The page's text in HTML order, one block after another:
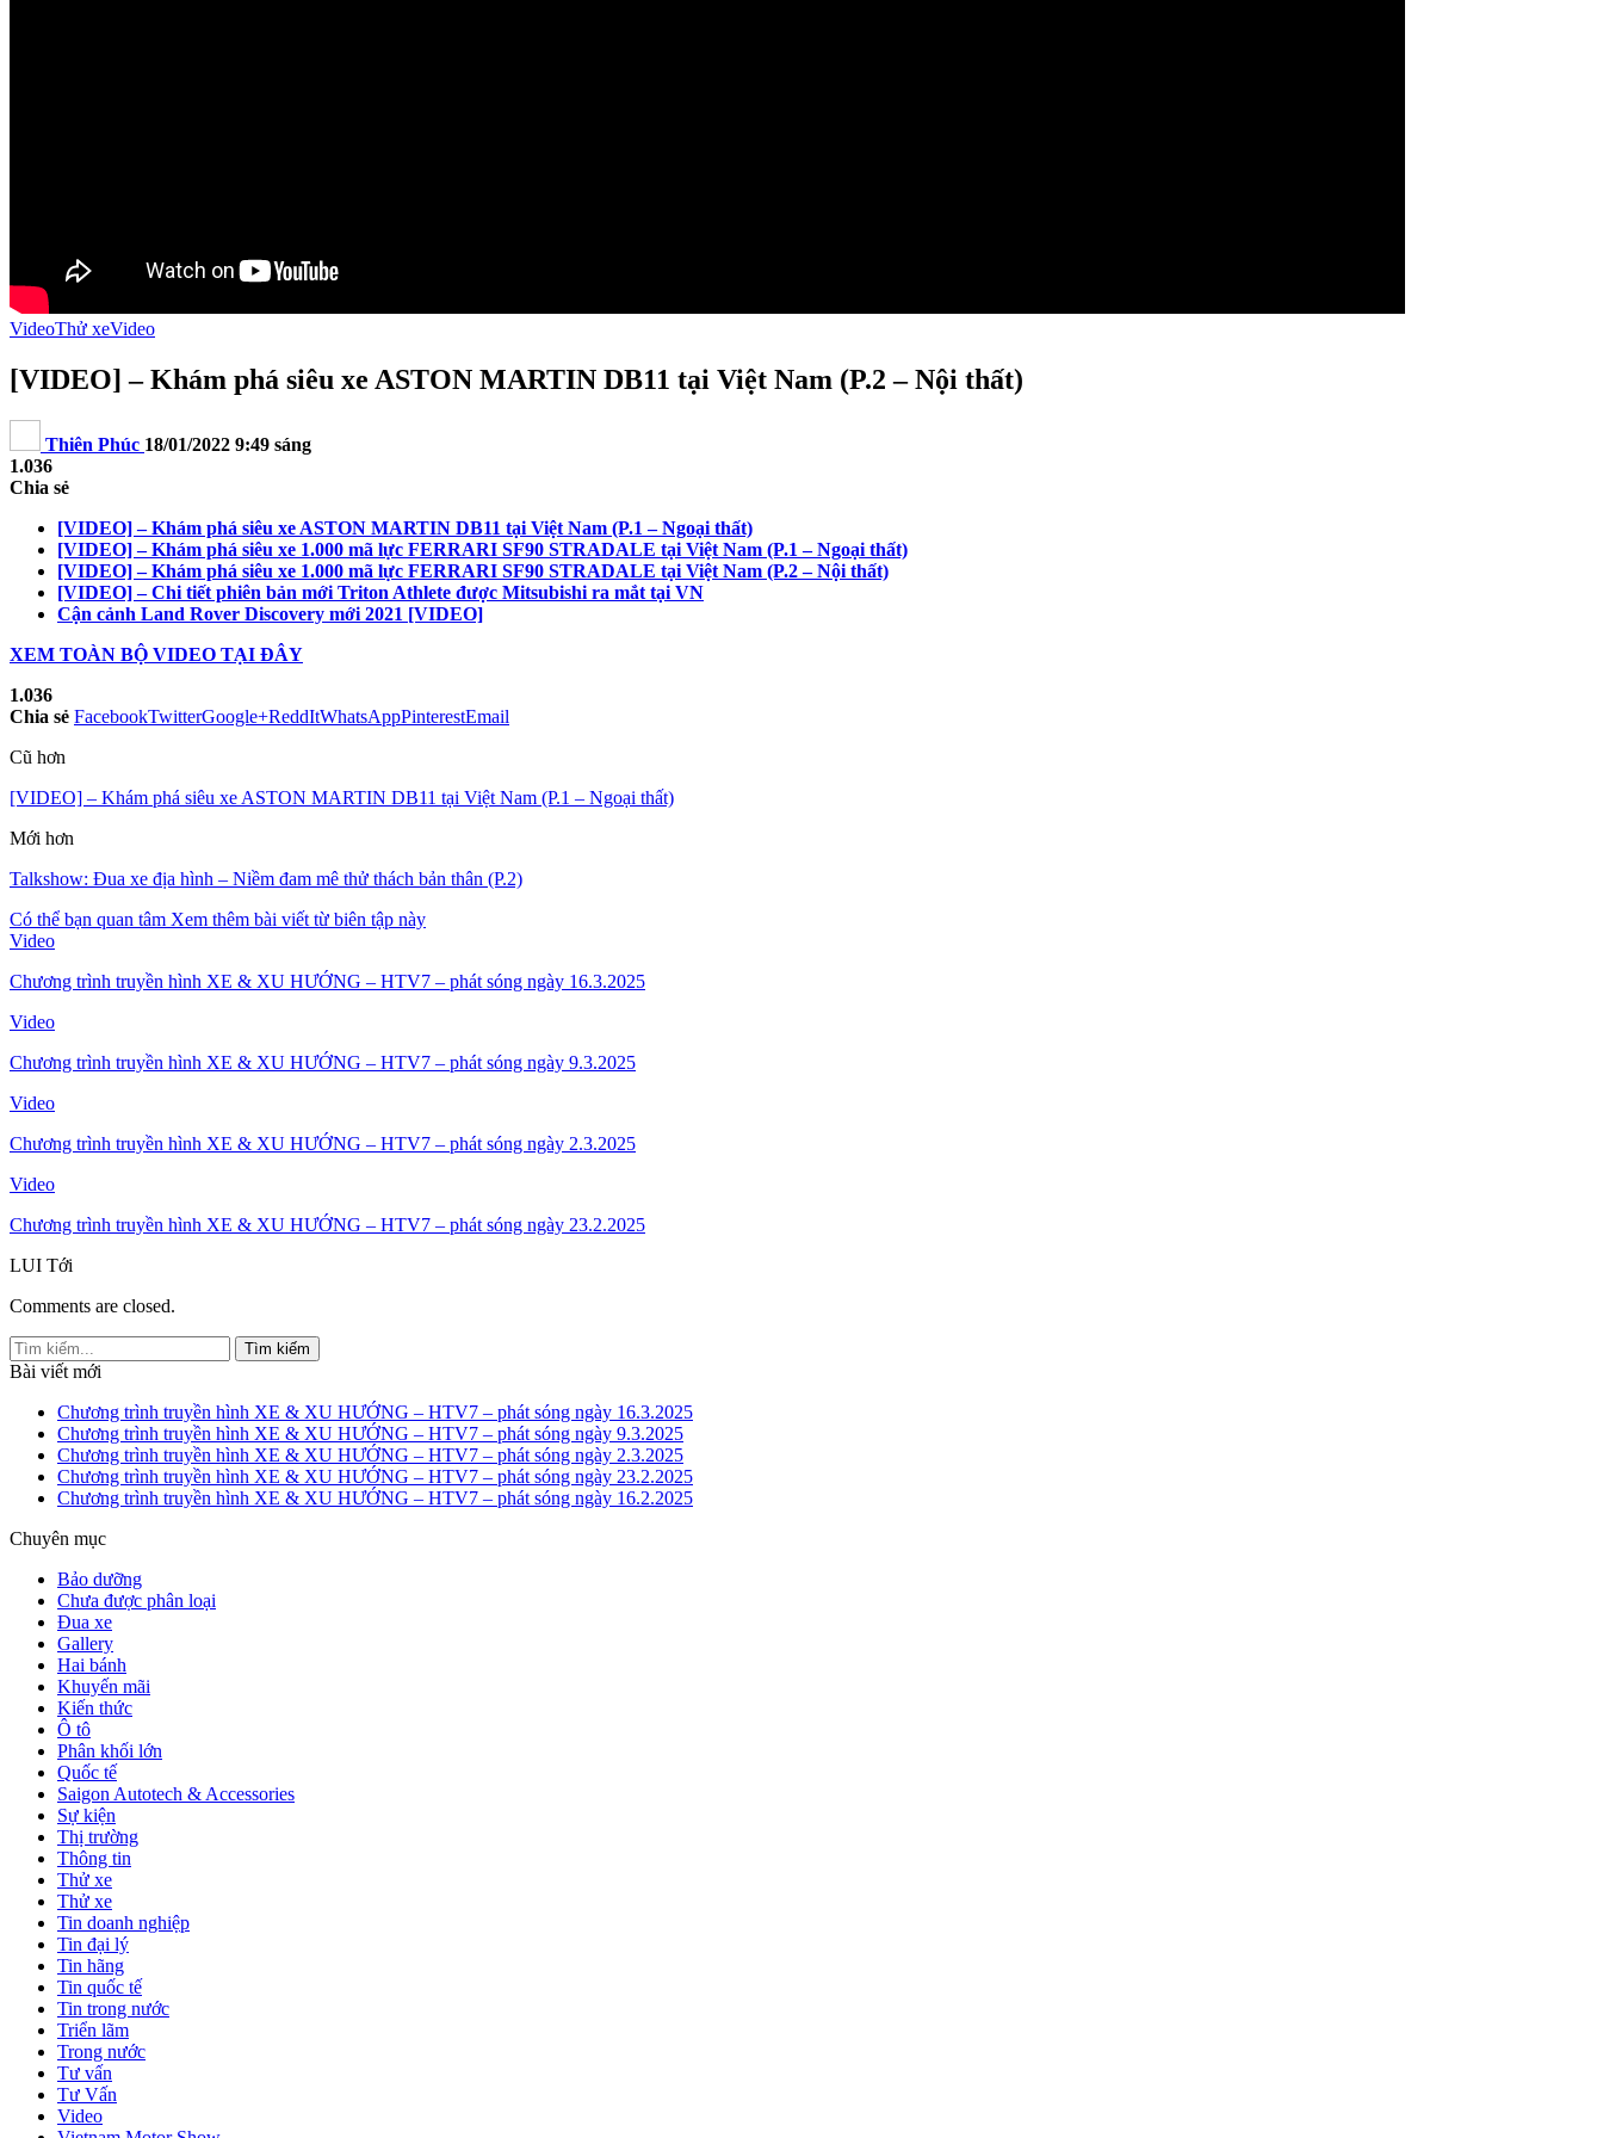
VideoThử xeVideo
[VIDEO] – Khám phá siêu xe ASTON MARTIN DB11 tại Việt Nam (P.2 – Nội thất)
Thiên Phúc 18/01/2022 9:49 sáng
1.036
Chia sẻ
[VIDEO] – Khám phá siêu xe ASTON MARTIN DB11 tại Việt Nam (P.1 – Ngoại thất)
[VIDEO] – Khám phá siêu xe 1.000 mã lực FERRARI SF90 STRADALE tại Việt Nam (P.1 – Ngoại thất)
[VIDEO] – Khám phá siêu xe 1.000 mã lực FERRARI SF90 STRADALE tại Việt Nam (P.2 – Nội thất)
[VIDEO] – Chi tiết phiên bản mới Triton Athlete được Mitsubishi ra mắt tại VN
Cận cảnh Land Rover Discovery mới 2021 [VIDEO]
XEM TOÀN BỘ VIDEO TẠI ĐÂY
1.036
Chia sẻ FacebookTwitterGoogle+ReddItWhatsAppPinterestEmail
Cũ hơn
[VIDEO] – Khám phá siêu xe ASTON MARTIN DB11 tại Việt Nam (P.1 – Ngoại thất)
Mới hơn
Talkshow: Đua xe địa hình – Niềm đam mê thử thách bản thân (P.2)
Có thể bạn quan tâm Xem thêm bài viết từ biên tập này
Video
Chương trình truyền hình XE & XU HƯỚNG – HTV7 – phát sóng ngày 16.3.2025
Video
Chương trình truyền hình XE & XU HƯỚNG – HTV7 – phát sóng ngày 9.3.2025
Video
Chương trình truyền hình XE & XU HƯỚNG – HTV7 – phát sóng ngày 2.3.2025
Video
Chương trình truyền hình XE & XU HƯỚNG – HTV7 – phát sóng ngày 23.2.2025
LUI Tới
Comments are closed.
Bài viết mới
Chương trình truyền hình XE & XU HƯỚNG – HTV7 – phát sóng ngày 16.3.2025
Chương trình truyền hình XE & XU HƯỚNG – HTV7 – phát sóng ngày 9.3.2025
Chương trình truyền hình XE & XU HƯỚNG – HTV7 – phát sóng ngày 2.3.2025
Chương trình truyền hình XE & XU HƯỚNG – HTV7 – phát sóng ngày 23.2.2025
Chương trình truyền hình XE & XU HƯỚNG – HTV7 – phát sóng ngày 16.2.2025
Chuyên mục
Bảo dưỡng
Chưa được phân loại
Đua xe
Gallery
Hai bánh
Khuyến mãi
Kiến thức
Ô tô
Phân khối lớn
Quốc tế
Saigon Autotech & Accessories
Sự kiện
Thị trường
Thông tin
Thử xe
Thử xe
Tin doanh nghiệp
Tin đại lý
Tin hãng
Tin quốc tế
Tin trong nước
Triển lãm
Trong nước
Tư vấn
Tư Vấn
Video